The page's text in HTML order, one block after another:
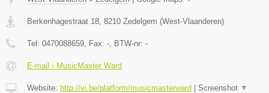
Berkenhagestraat 18 8210 Zedelgem (West-Vlaanderen)
Tel: 0470088659 , Fax: - , BTW-nr: -
E-mail › MusicMaster Ward
Website: http://vi.be/platform/musicmasterward | Screenshot ▼